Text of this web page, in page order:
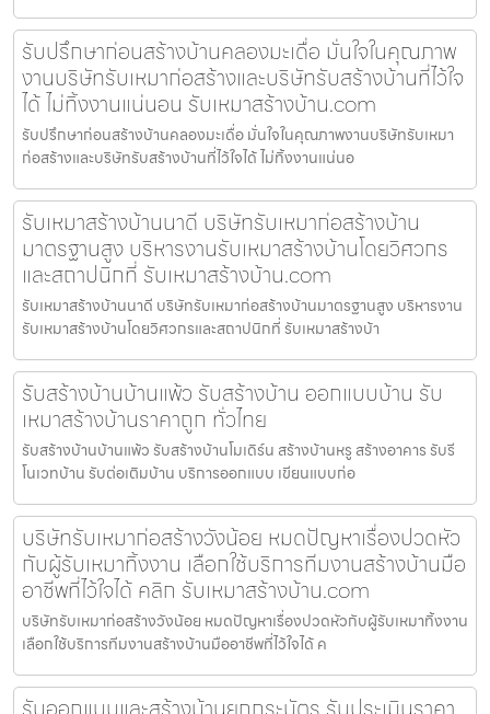
รับปรึกษาก่อนสร้างบ้านคลองมะเดื่อ มั่นใจในคุณภาพ
งานบริษัทรับเหมาก่อสร้างและบริษัทรับสร้างบ้านที่ไว้ใจ
ได้ ไม่ทิ้งงานแน่นอน รับเหมาสร้างบ้าน.com
รับปรึกษาก่อนสร้างบ้านคลองมะเดื่อ มั่นใจในคุณภาพงานบริษัทรับเหมา
ก่อสร้างและบริษัทรับสร้างบ้านที่ไว้ใจได้ ไม่ทิ้งงานแน่นอ
รับเหมาสร้างบ้านนาดี บริษัทรับเหมาก่อสร้างบ้าน
มาตรฐานสูง บริหารงานรับเหมาสร้างบ้านโดยวิศวกร
และสถาปนิกที่ รับเหมาสร้างบ้าน.com
รับเหมาสร้างบ้านนาดี บริษัทรับเหมาก่อสร้างบ้านมาตรฐานสูง บริหารงาน
รับเหมาสร้างบ้านโดยวิศวกรและสถาปนิกที่ รับเหมาสร้างบ้า
รับสร้างบ้านบ้านแพ้ว รับสร้างบ้าน ออกแบบบ้าน รับ
เหมาสร้างบ้านราคาถูก ทั่วไทย
รับสร้างบ้านบ้านแพ้ว รับสร้างบ้านโมเดิร์น สร้างบ้านหรู สร้างอาคาร รับรี
โนเวทบ้าน รับต่อเติมบ้าน บริการออกแบบ เขียนแบบก่อ
บริษัทรับเหมาก่อสร้างวังน้อย หมดปัญหาเรื่องปวดหัว
กับผู้รับเหมาทิ้งงาน เลือกใช้บริการทีมงานสร้างบ้านมือ
อาชีพที่ไว้ใจได้ คลิก รับเหมาสร้างบ้าน.com
บริษัทรับเหมาก่อสร้างวังน้อย หมดปัญหาเรื่องปวดหัวกับผู้รับเหมาทิ้งงาน
เลือกใช้บริการทีมงานสร้างบ้านมืออาชีพที่ไว้ใจได้ ค